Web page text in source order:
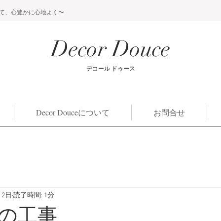
、心豊かに心地よく〜
Decor Douce
​デコール ドゥース
Decor Douceについて お問合せ
日 読了時間: 1分